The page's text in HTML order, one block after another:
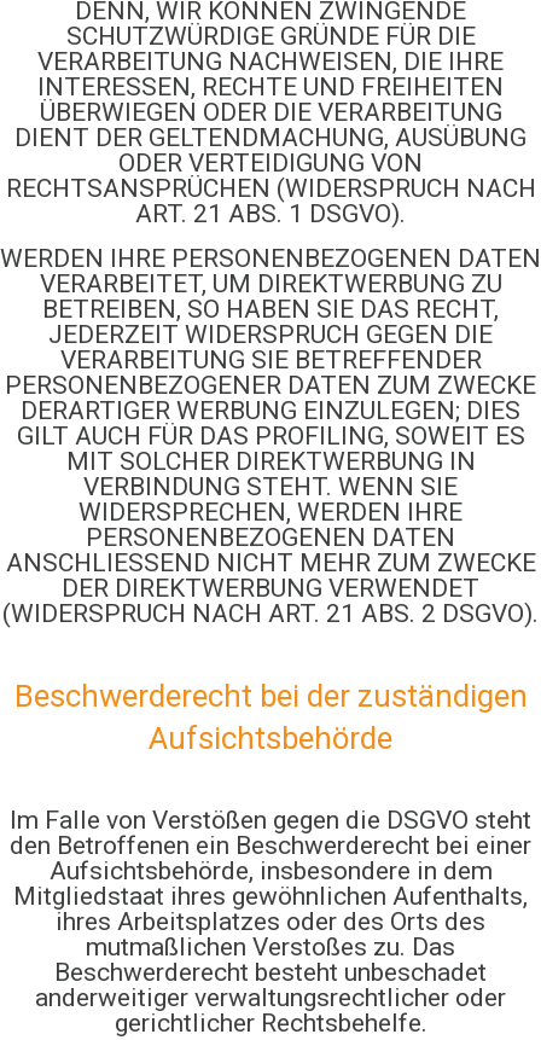
DENN, WIR KÖNNEN ZWINGENDE
SCHUTZWÜRDIGE GRÜNDE FÜR DIE
VERARBEITUNG NACHWEISEN, DIE IHRE
INTERESSEN, RECHTE UND FREIHEITEN
ÜBERWIEGEN ODER DIE VERARBEITUNG
DIENT DER GELTENDMACHUNG, AUSÜBUNG
ODER VERTEIDIGUNG VON
RECHTSANSPRÜCHEN (WIDERSPRUCH NACH
ART. 21 ABS. 1 DSGVO).
WERDEN IHRE PERSONENBEZOGENEN DATEN
VERARBEITET, UM DIREKTWERBUNG ZU
BETREIBEN, SO HABEN SIE DAS RECHT,
JEDERZEIT WIDERSPRUCH GEGEN DIE
VERARBEITUNG SIE BETREFFENDER
PERSONENBEZOGENER DATEN ZUM ZWECKE
DERARTIGER WERBUNG EINZULEGEN; DIES
GILT AUCH FÜR DAS PROFILING, SOWEIT ES
MIT SOLCHER DIREKTWERBUNG IN
VERBINDUNG STEHT. WENN SIE
WIDERSPRECHEN, WERDEN IHRE
PERSONENBEZOGENEN DATEN
ANSCHLIESSEND NICHT MEHR ZUM ZWECKE
DER DIREKTWERBUNG VERWENDET
(WIDERSPRUCH NACH ART. 21 ABS. 2 DSGVO).
Beschwerde­recht bei der zuständigen
Aufsichts­behörde
Im Falle von Verstößen gegen die DSGVO steht
den Betroffenen ein Beschwerderecht bei einer
Aufsichtsbehörde, insbesondere in dem
Mitgliedstaat ihres gewöhnlichen Aufenthalts,
ihres Arbeitsplatzes oder des Orts des
mutmaßlichen Verstoßes zu. Das
Beschwerderecht besteht unbeschadet
anderweitiger verwaltungsrechtlicher oder
gerichtlicher Rechtsbehelfe.